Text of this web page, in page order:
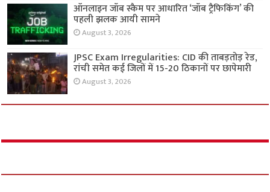
ऑनलाइन जॉब स्कैम पर आधारित ‘जॉब ट्रैफिकिंग’ की
पहली झलक आयी सामने
August 3, 2026
JPSC Exam Irregularities: CID की ताबड़तोड़ रेड,
रांची समेत कई जिलों में 15-20 ठिकानों पर छापेमारी
August 3, 2026